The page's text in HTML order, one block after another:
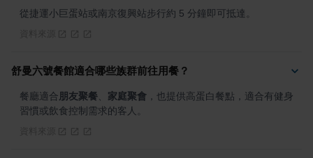
從捷運小巨蛋站或南京復興站步行約 5 分鐘即可抵達。
舒曼六號餐館適合哪些族群前往用餐？
餐廳適合 朋友聚餐 家庭聚會 ，也提供高蛋白餐點，適合有健身
習慣或飲食控制需求的客人。